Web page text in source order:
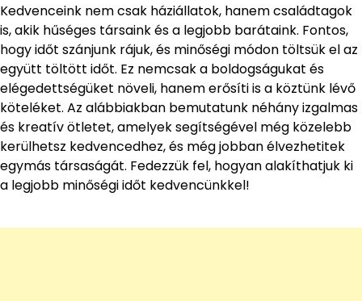
Kedvenceink nem csak háziállatok, hanem családtagok
is, akik hűséges társaink és a legjobb barátaink. Fontos,
hogy időt szánjunk rájuk, és minőségi módon töltsük el az
együtt töltött időt. Ez nemcsak a boldogságukat és
elégedettségüket növeli, hanem erősíti is a köztünk lévő
köteléket. Az alábbiakban bemutatunk néhány izgalmas
és kreatív ötletet, amelyek segítségével még közelebb
kerülhetsz kedvencedhez, és még jobban élvezhetitek
egymás társaságát. Fedezzük fel, hogyan alakíthatjuk ki
a legjobb minőségi időt kedvencünkkel!